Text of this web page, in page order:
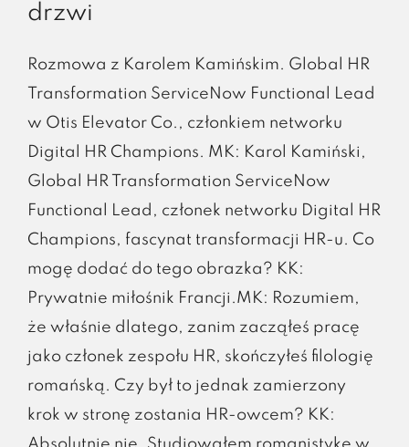
drzwi
Rozmowa z Karolem Kamińskim. Global HR
Transformation ServiceNow Functional Lead
w Otis Elevator Co., członkiem networku
Digital HR Champions. MK: Karol Kamiński,
Global HR Transformation ServiceNow
Functional Lead, członek networku Digital HR
Champions, fascynat transformacji HR-u. Co
mogę dodać do tego obrazka? KK:
Prywatnie miłośnik Francji.MK: Rozumiem,
że właśnie dlatego, zanim zacząłeś pracę
jako członek zespołu HR, skończyłeś filologię
romańską. Czy był to jednak zamierzony
krok w stronę zostania HR-owcem? KK: